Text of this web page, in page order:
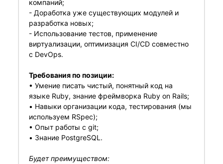
компаний;
- Доработка уже существующих модулей и
разработка новых;
- Использование тестов, применение
виртуализации, оптимизация CI/CD совместно
с DevОps.
Требования по позиции:
• Умение писать чистый, понятный код на
языке Ruby, знание фреймворка Ruby on Rails;
• Навыки организации кода, тестирования (мы
используем RSpec);
• Опыт работы с git;
• Знание PostgreSQL.
Будет преимуществом: